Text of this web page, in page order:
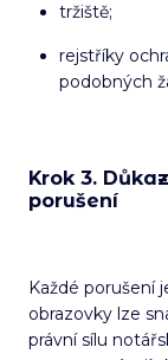
tržiště;
rejstříky
podobných
Krok 3.
porušení
Každé porušení
obrazovky lze
právní sílu